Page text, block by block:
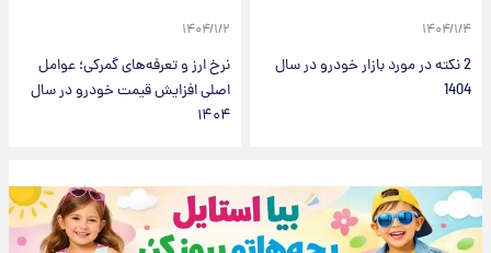
۱۴۰۴/۱/۴
2 نکته در مورد بازار خودرو در سال
1404
۱۴۰۴/۱/۲
نرخ ارز و تعرفه‌های گمرکی؛ عوامل
اصلی افزایش قیمت خودرو در سال
۱۴۰۴